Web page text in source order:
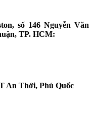
số 146 Nguyễn Văn
TP. HCM:
An Thới, Phú Quốc